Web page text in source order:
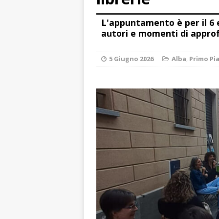
ALBA
[ 7 Agosto 2026 ]
[ 7 Agosto 2026 ]
[ 7 Agosto 2026
non cancellano
[ 8 Agosto 2026
visita al
L'appuntamento è per il 6
autori e momenti di
5 Giugno 2026 Alba, Primo